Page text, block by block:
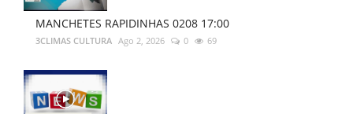
MANCHETES RAPIDINHAS 0208 17:00
3CLIMAS CULTURA Ago 2, 2026 0 69